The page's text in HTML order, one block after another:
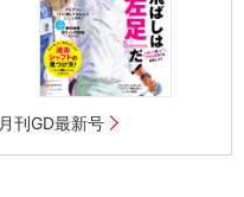
月刊GD最新号